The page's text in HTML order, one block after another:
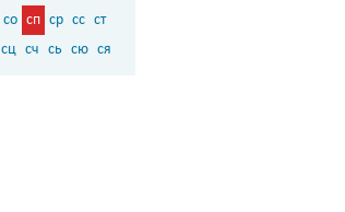
со сп ср сс ст
сц сч сь сю ся